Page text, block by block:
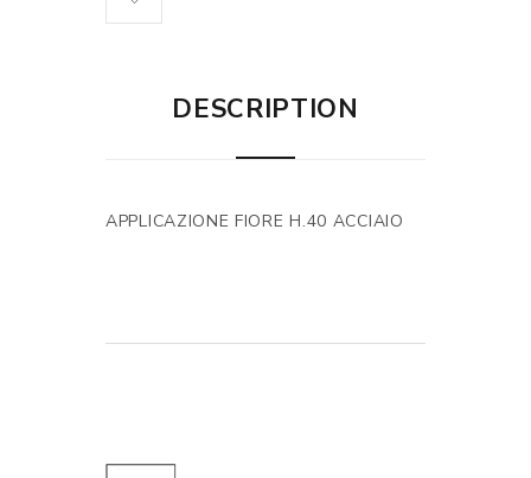
DESCRIPTION
APPLICAZIONE FIORE H.40 ACCIAIO